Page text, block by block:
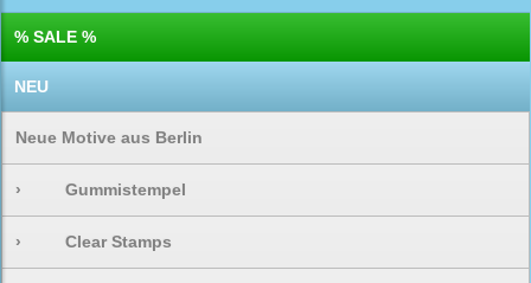
% SALE %
NEU
Neue Motive aus Berlin
› Gummistempel
› Clear Stamps